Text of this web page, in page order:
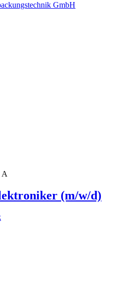
GmbH
A
(m/w/d)